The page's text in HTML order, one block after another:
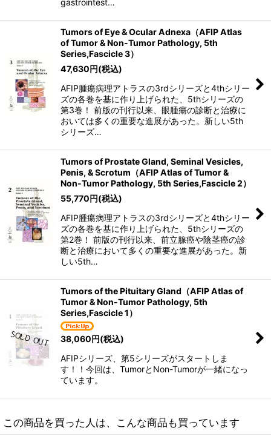
Tumors of Eye & Ocular Adnexa（AFIP Atlas
of Tumor & Non-Tumor Pathology, 5th
Series,Fascicle 3）
47,630円(税込)
AFIP腫瘍病理アトラスの3rdシリーズと4thシリー
ズの各巻を基に作り上げられた、5thシリーズの
第3巻！ 前版の刊行以来、眼腫瘍の診断と治療に
おいては多くの重要な進展があった。新しい5th
シリーズ…
Tumors of Prostate Gland, Seminal Vesicles,
Penis, & Scrotum（AFIP Atlas of Tumor &
Non-Tumor Pathology, 5th Series,Fascicle 2）
55,770円(税込)
AFIP腫瘍病理アトラスの3rdシリーズと4thシリー
ズの各巻を基に作り上げられた、5thシリーズの
第2巻！ 前版の刊行以来、前立腺癌や陰茎癌の診
断と治療において多くの重要な進展があった。新
しい5th…
Tumors of the Pituitary Gland（AFIP Atlas of
Tumor & Non-Tumor Pathology, 5th
Series,Fascicle 1）
38,060円(税込)
AFIPシリーズ、第5シリーズがスタートしま
す！！今回は、TumorとNon-Tumorが一緒になっ
ています。
この商品を買った人は、こんな商品も買っています